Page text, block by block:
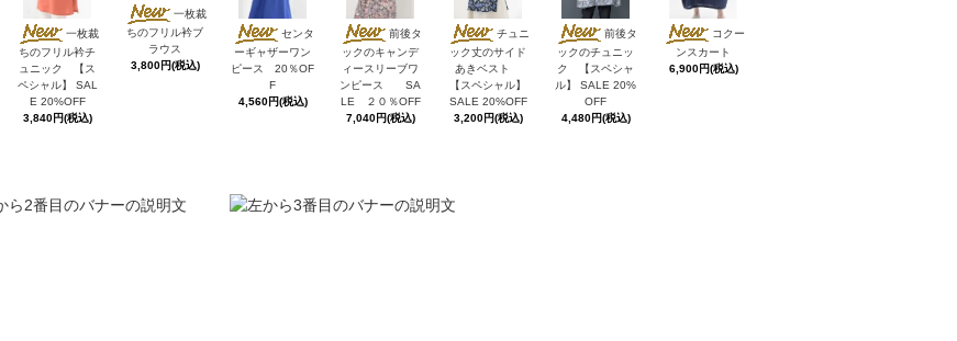
一枚裁
ちのフリル衿チ
ュニック 【ス
ペシャル】 SAL
E 20%OFF
3,840円(税込)
一枚裁
ちのフリル衿ブ
ラウス
3,800円(税込)
センタ
ーギャザーワン
ピース 20％OF
F
4,560円(税込)
前後タ
ックのキャンデ
ィースリーブワ
ンピース SA
LE ２０％OFF
7,040円(税込)
チュニ
ック丈のサイド
あきベスト
【スペシャル】
SALE 20%OFF
3,200円(税込)
前後タ
ックのチュニッ
ク 【スペシャ
ル】 SALE 20%
OFF
4,480円(税込)
コクー
ンスカート
6,900円(税込)